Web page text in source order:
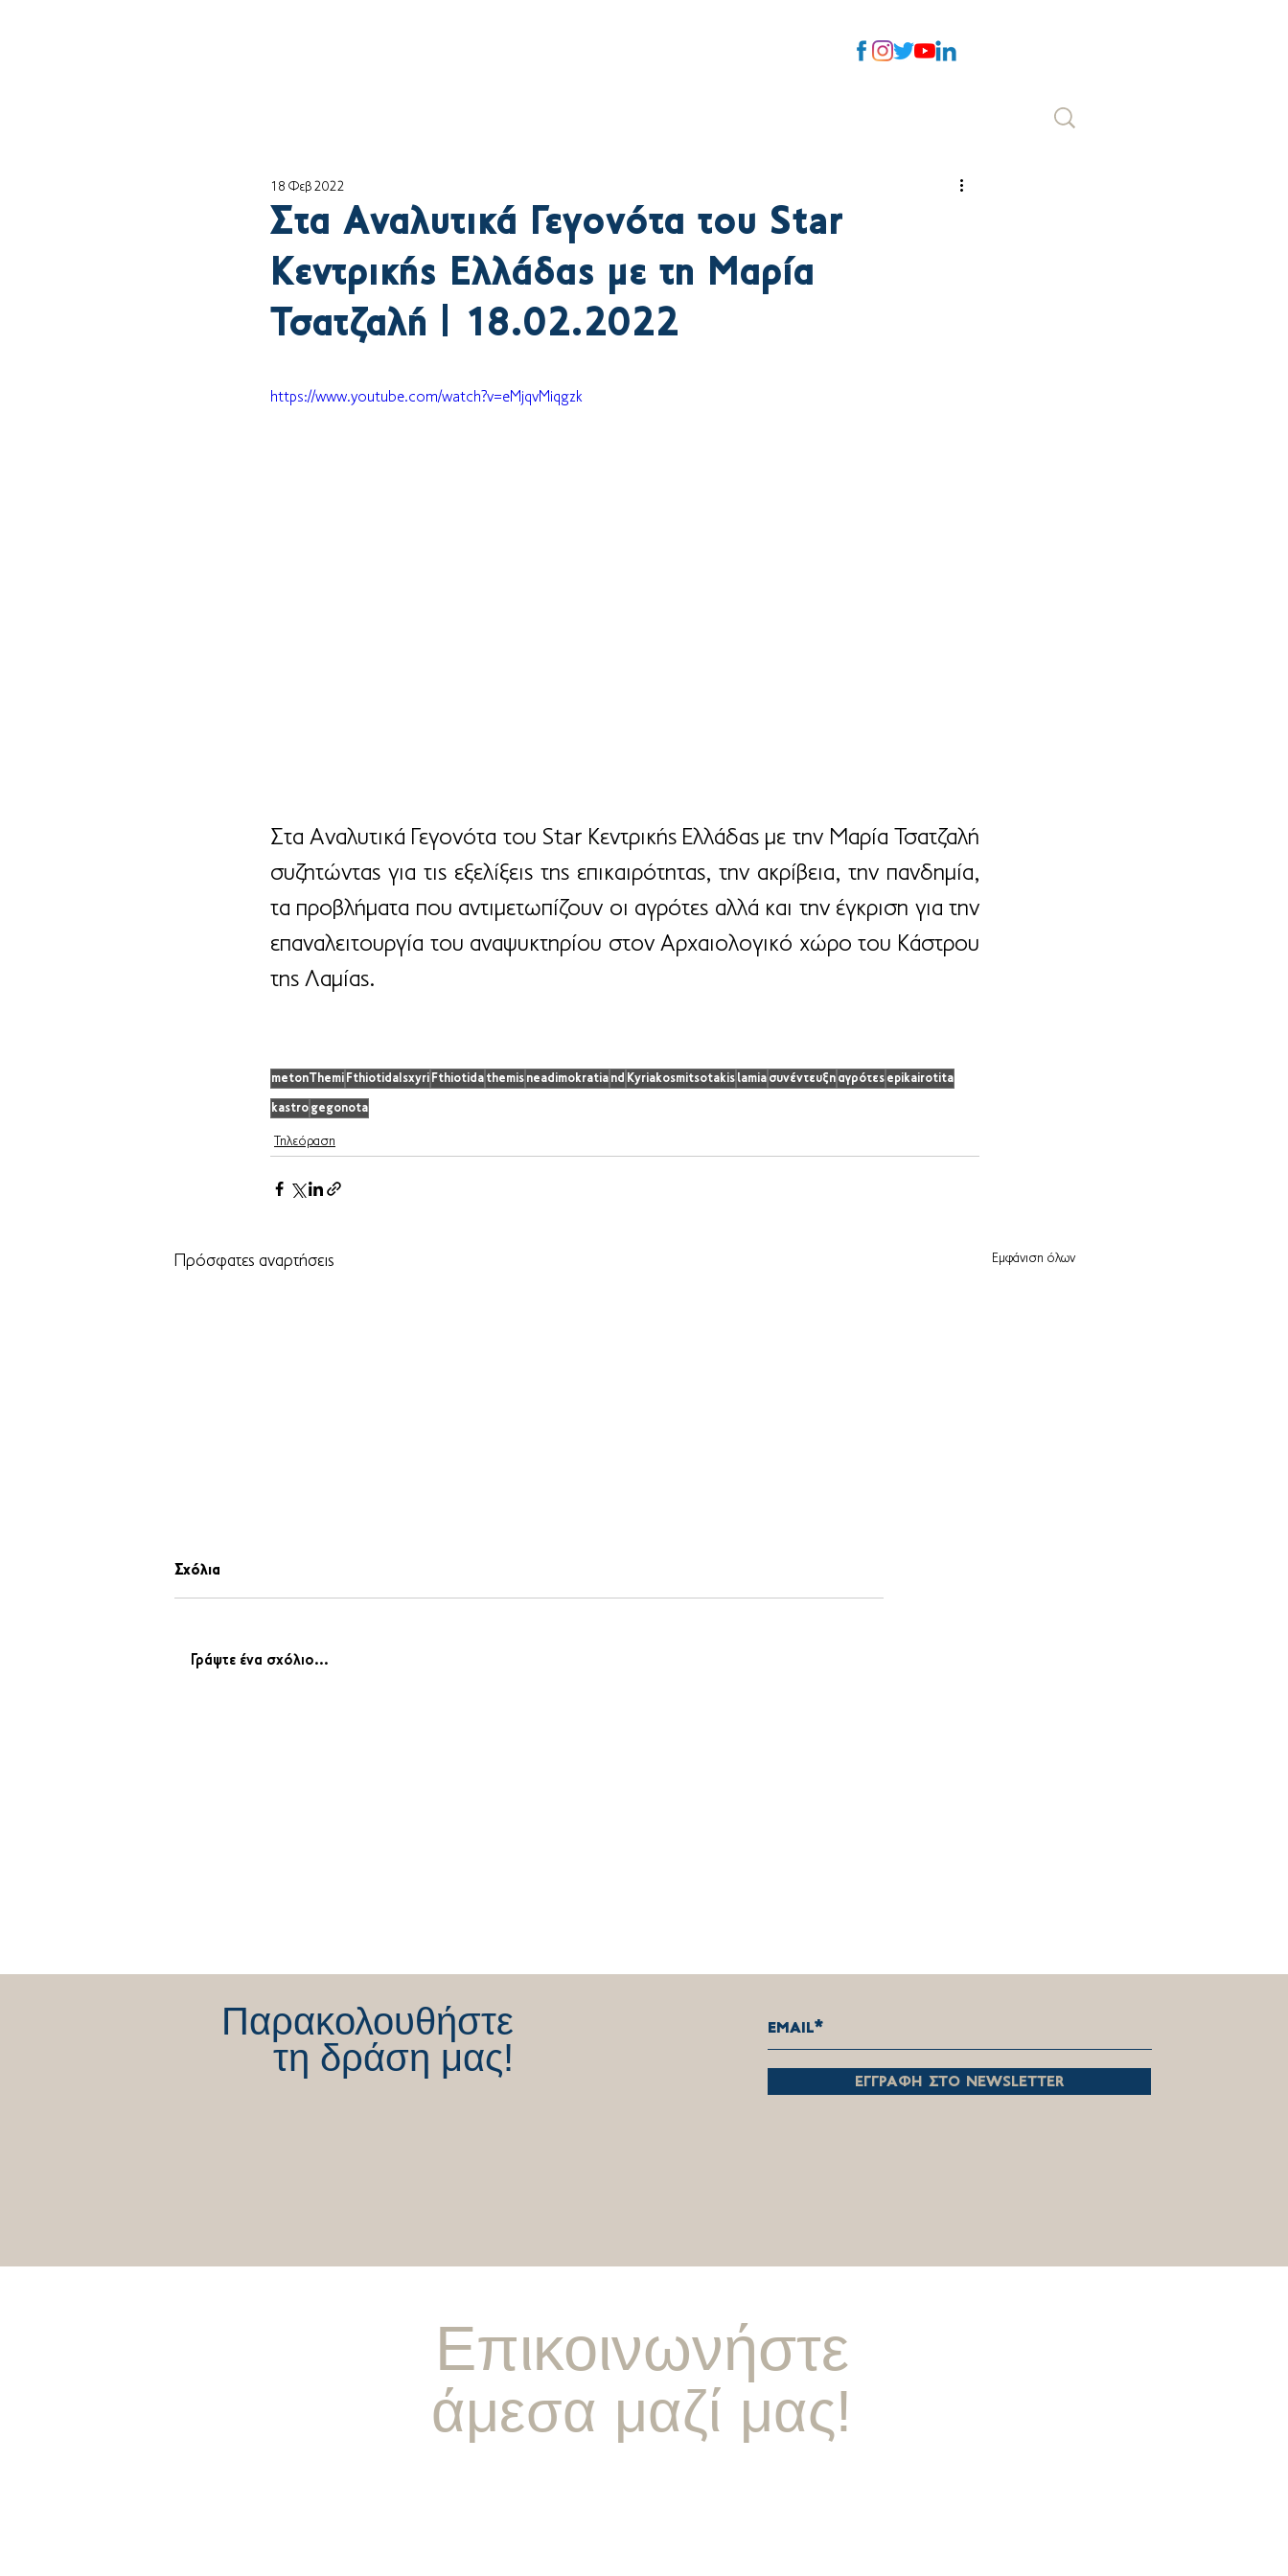
Στα Αναλυτικά Γεγονότα του Star
Κεντρικής Ελλάδας με τη Μαρία
Τσατζαλή | 18.02.2022
18 Φεβ 2022
https://www.youtube.com/watch?v=eMjqvMiqgzk
Στα Αναλυτικά Γεγονότα του Star Κεντρικής Ελλάδας με την Μαρία Τσατζαλή
συζητώντας για τις εξελίξεις της επικαιρότητας, την ακρίβεια, την πανδημία,
τα προβλήματα που αντιμετωπίζουν οι αγρότες αλλά και την έγκριση για την
επαναλειτουργία του αναψυκτηρίου στον Αρχαιολογικό χώρο του Κάστρου
της Λαμίας.
metonThemi FthiotidaIsxyri Fthiotida themis neadimokratia nd Kyriakosmitsotakis lamia συνέντευξη αγρότες epikairotita
kastro gegonota
Τηλεόραση
Πρόσφατες αναρτήσεις Εμφάνιση όλων
Σχόλια
Γράψτε ένα σχόλιο...
τη δράση μας!
Παρακολουθήστε
εγγραφη στο newsletter
άμεσα μαζί μας!
Επικοινωνήστε